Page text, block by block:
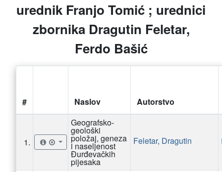
urednik Franjo Tomić ; urednici
zbornika Dragutin Feletar,
Ferdo Bašić
# Naslov Autorstvo
1.
Geografsko-
geološki
položaj, geneza
i naseljenost
Đurđevačkih
pijesaka
Feletar, Dragutin